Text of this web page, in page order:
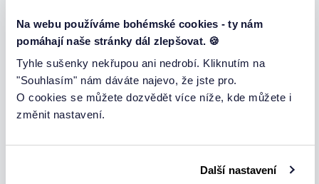
Na webu používáme bohémské cookies - ty nám
pomáhají naše stránky dál zlepšovat. 🍪
Tyhle sušenky nekřupou ani nedrobí. Kliknutím na
"Souhlasím" nám dáváte najevo, že jste pro.
O cookies se můžete dozvědět více níže, kde můžete i
změnit nastavení.
Další nastavení
Přijde jak bratr tak sestra → Přijde bratr i
sestra
akci zůstává dvojitá spojkasowohl - als